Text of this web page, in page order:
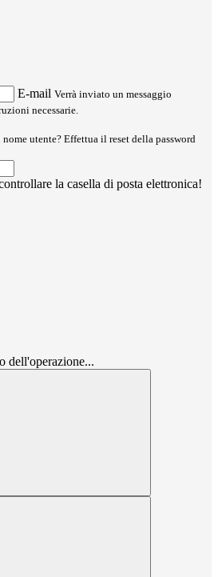
E-mail Verrà inviato un messaggio
necessarie.
utente? Effettua il reset della password
la casella di posta elettronica!
dell'operazione...